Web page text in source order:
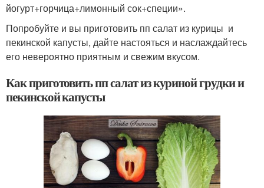
йогурт+горчица+лимонный сок+специи».
Попробуйте и вы приготовить пп салат из курицы и
пекинской капусты, дайте настояться и наслаждайтесь
его невероятно приятным и свежим вкусом.
Как приготовить пп салат из куриной грудки и
пекинской капусты